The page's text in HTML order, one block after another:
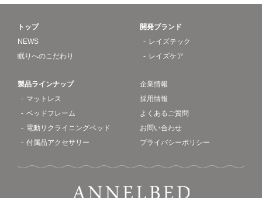
トップ
NEWS
眠りへのこだわり
開発ブランド
レイズテック
レイズケア
製品ラインナップ
マットレス
ベッドフレーム
電動リクライニングベッド
付属品アクセサリー
企業情報
採用情報
よくあるご質問
お問い合わせ
プライバシーポリシー